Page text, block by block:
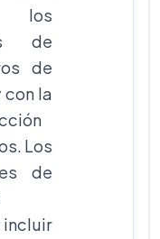
los
de
de
con la
Los
de